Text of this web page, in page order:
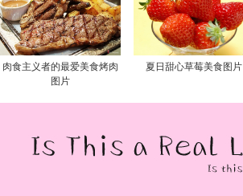
肉食主义者的最爱美食烤肉
图片
夏日甜心草莓美食图片